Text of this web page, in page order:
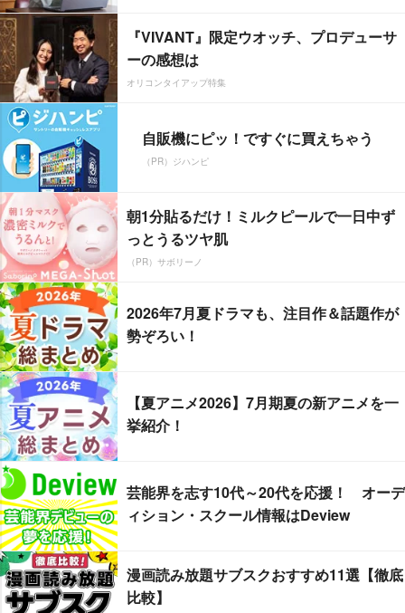
『VIVANT』限定ウオッチ、プロデューサ
ーの感想は
オリコンタイアップ特集
自販機にピッ！ですぐに買えちゃう
（PR）ジハンピ
朝1分貼るだけ！ミルクピールで一日中ず
っとうるツヤ肌
（PR）サボリーノ
2026年7月夏ドラマも、注目作＆話題作が
勢ぞろい！
【夏アニメ2026】7月期夏の新アニメを一
挙紹介！
芸能界を志す10代～20代を応援！ オーデ
ィション・スクール情報はDeview
漫画読み放題サブスクおすすめ11選【徹底
比較】